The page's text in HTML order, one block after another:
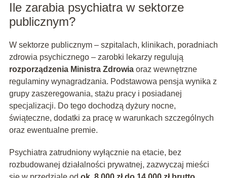
Ile zarabia psychiatra w sektorze
publicznym?
W sektorze publicznym – szpitalach, klinikach, poradniach
zdrowia psychicznego – zarobki lekarzy regulują
rozporządzenia Ministra Zdrowiaoraz wewnętrzne
regulaminy wynagradzania. Podstawowa pensja wynika z
grupy zaszeregowania, stażu pracy i posiadanej
specjalizacji. Do tego dochodzą dyżury nocne,
świąteczne, dodatki za pracę w warunkach szczególnych
oraz ewentualne premie.
Psychiatra zatrudniony wyłącznie na etacie, bez
rozbudowanej działalności prywatnej, zazwyczaj mieści